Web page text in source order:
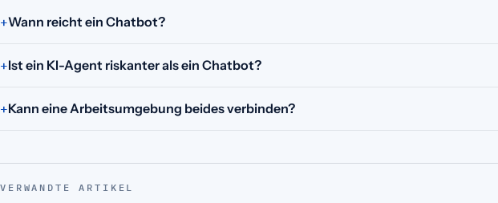
Wann reicht ein Chatbot?
Ist ein KI-Agent riskanter als ein Chatbot?
Kann eine Arbeitsumgebung beides verbinden?
VERWANDTE ARTIKEL